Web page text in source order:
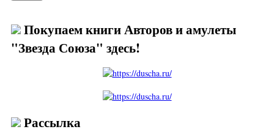
Покупаем книги Авторов и амулеты
"Звезда Союза" здесь!
Рассылка